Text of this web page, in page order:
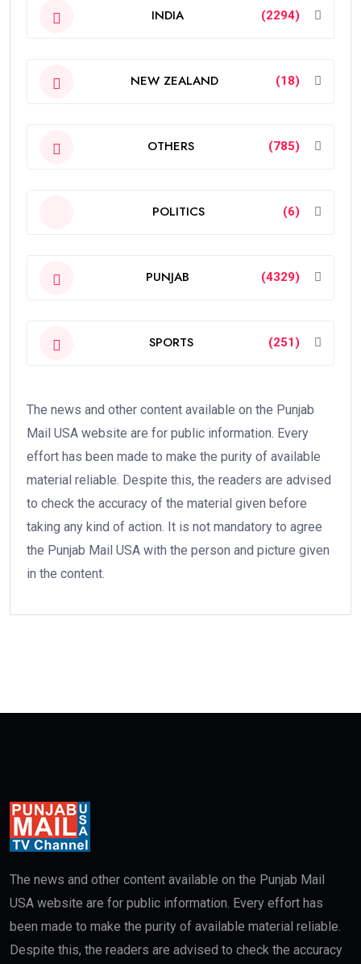
INDIA (2294)
NEW ZEALAND (18)
OTHERS (785)
POLITICS (6)
PUNJAB (4329)
SPORTS (251)
The news and other content available on the Punjab
Mail USA website are for public information. Every
effort has been made to make the purity of available
material reliable. Despite this, the readers are advised
to check the accuracy of the material given before
taking any kind of action. It is not mandatory to agree
the Punjab Mail USA with the person and picture given
in the content.
The news and other content available on the Punjab Mail
USA website are for public information. Every effort has
been made to make the purity of available material reliable.
Despite this, the readers are advised to check the accuracy